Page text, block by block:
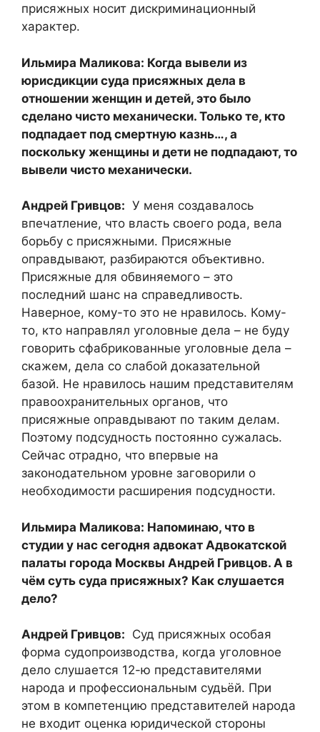
присяжных носит дискриминационный
характер.
Ильмира Маликова: Когда вывели из
юрисдикции суда присяжных дела в
отношении женщин и детей, это было
сделано чисто механически. Только те, кто
подпадает под смертную казнь…, а
поскольку женщины и дети не подпадают, то
вывели чисто механически.
Андрей Гривцов: У меня создавалось
впечатление, что власть своего рода, вела
борьбу с присяжными. Присяжные
оправдывают, разбираются объективно.
Присяжные для обвиняемого – это
последний шанс на справедливость.
Наверное, кому-то это не нравилось. Кому-
то, кто направлял уголовные дела – не буду
говорить сфабрикованные уголовные дела –
скажем, дела со слабой доказательной
базой. Не нравилось нашим представителям
правоохранительных органов, что
присяжные оправдывают по таким делам.
Поэтому подсудность постоянно сужалась.
Сейчас отрадно, что впервые на
законодательном уровне заговорили о
необходимости расширения подсудности.
Ильмира Маликова: Напоминаю, что в
студии у нас сегодня адвокат Адвокатской
палаты города Москвы Андрей Гривцов. А в
чём суть суда присяжных? Как слушается
дело?
Андрей Гривцов: Суд присяжных особая
форма судопроизводства, когда уголовное
дело слушается 12-ю представителями
народа и профессиональным судьёй. При
этом в компетенцию представителей народа
не входит оценка юридической стороны